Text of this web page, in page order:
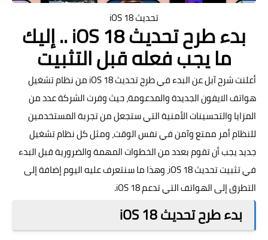
تحديث iOS 18
بدء طرح تحديث iOS 18 .. إليك
ما يجب فعله قبل التثبيت
أعلنت شرح آبل عن البدء في طرح تحديث iOS 18 من نظام تشغيل
هواتف الايفون الجديدة والمدعومة، حيث وفرت الشركة عدد من
المزايا والتحسينات الأمنية التي ستجعل من تجربة المستخدمين
للنظام أمر ممتع وآمن في نفس الوقت، ومثل كل نظام تشغيل
جديد يجب أن تقوم بعدد من الخطوات المهمة والضرورية قبل البدء
في تثبيت تحديث iOS 18، وهذا ما سنتعرف عليه اليوم إضافة إلى
التطرق إلى الهواتف التي تدعم iOS 18.
بدء طرح تحديث iOS 18